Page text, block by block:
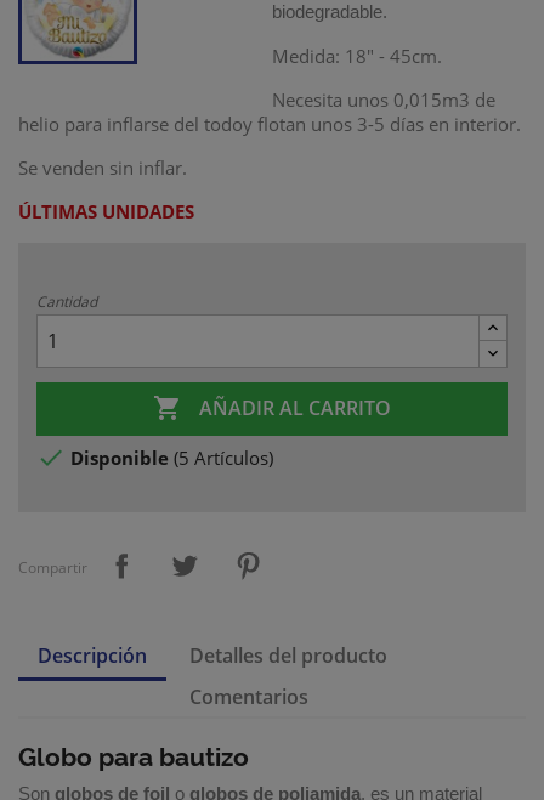
biodegradable.
Medida: 18" - 45cm.
Necesita unos 0,015m3 de
helio para inflarse del todoy flotan unos 3-5 días en interior.
Se venden sin inflar.
ÚLTIMAS UNIDADES
Cantidad
 AÑADIR AL CARRITO
 Disponible (5 Artículos)
Compartir
Descripción
Detalles del producto
Comentarios
Globo para bautizo
Son globos de foil o globos de poliamida, es un material